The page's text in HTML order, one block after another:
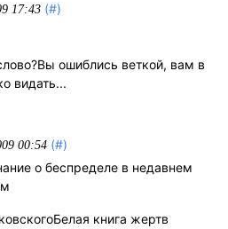
17:43 (#)
ошиблись веткой, вам в
видать...
00:54 (#)
о беспределе в недавнем
книга жертв